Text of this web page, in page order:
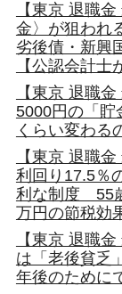
【東京 退職
金〉が狙われ
劣後債・新興
【公認会計士
【東京 退職
5000円の「貯
くらい変わる
【東京 退職
利回り17.5％
利な制度 55
万円の節税効
【東京 退職
は「老後貧乏
年後のために